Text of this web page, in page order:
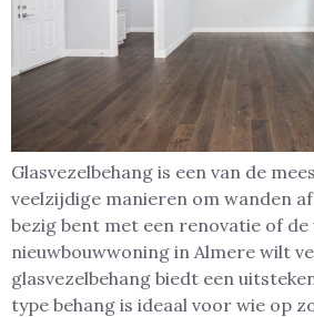
Glasvezelbehang is een van de
veelzijdige manieren om wanden
bezig bent met een renovatie of de
nieuwbouwwoning in Almere wilt
glasvezelbehang biedt een
type behang is ideaal voor wie op